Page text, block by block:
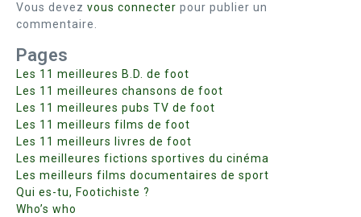
Vous devez vous connecter pour publier un
commentaire.
Pages
Les 11 meilleures B.D. de foot
Les 11 meilleures chansons de foot
Les 11 meilleures pubs TV de foot
Les 11 meilleurs films de foot
Les 11 meilleurs livres de foot
Les meilleures fictions sportives du cinéma
Les meilleurs films documentaires de sport
Qui es-tu, Footichiste ?
Who’s who